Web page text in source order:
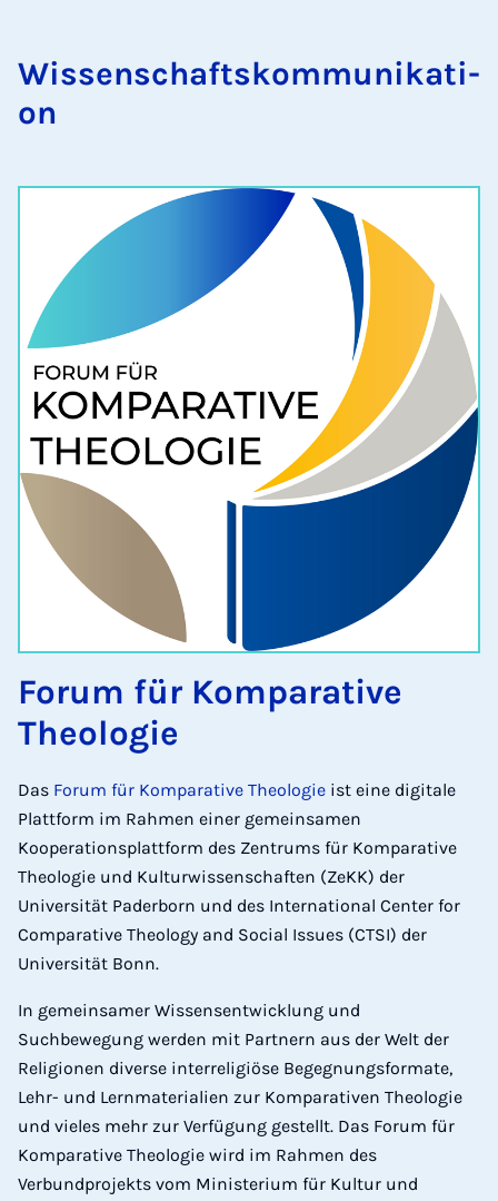
Wis­sen­schafts­kom­mu­ni­ka­ti­
on
Forum für Komparative
Theologie
Das Forum für Komparative Theologie ist eine digitale
Plattform im Rahmen einer gemeinsamen
Kooperationsplattform des Zentrums für Komparative
Theologie und Kulturwissenschaften (ZeKK) der
Universität Paderborn und des International Center for
Comparative Theology and Social Issues (CTSI) der
Universität Bonn.
In gemeinsamer Wissensentwicklung und
Suchbewegung werden mit Partnern aus der Welt der
Religionen diverse interreligiöse Begegnungsformate,
Lehr- und Lernmaterialien zur Komparativen Theologie
und vieles mehr zur Verfügung gestellt. Das Forum für
Komparative Theologie wird im Rahmen des
Verbundprojekts vom Ministerium für Kultur und